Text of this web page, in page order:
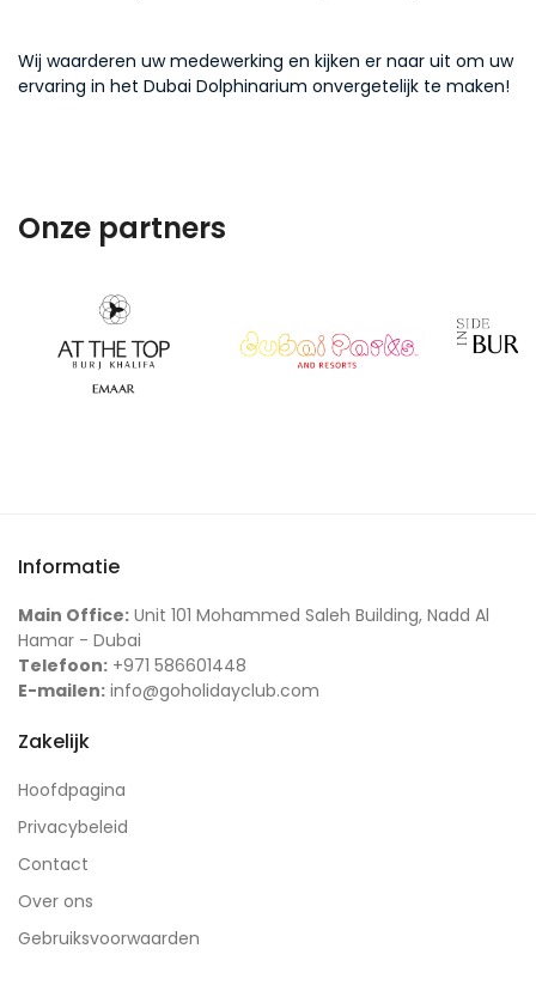
Wij waarderen uw medewerking en kijken er naar uit om uw
ervaring in het Dubai Dolphinarium onvergetelijk te maken!
Onze partners
Informatie
Main Office: Unit 101 Mohammed Saleh Building, Nadd Al
Hamar - Dubai
Telefoon: +971 586601448
E-mailen: info@goholidayclub.com
Zakelijk
Hoofdpagina
Privacybeleid
Contact
Over ons
Gebruiksvoorwaarden